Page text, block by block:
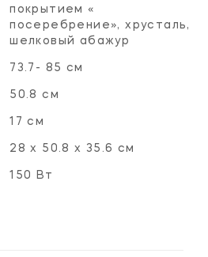
покрытием «
посеребрение», хрусталь,
шелковый абажур
73.7- 85 см
50.8 см
17 см
28 х 50.8 х 35.6 см
150 Вт